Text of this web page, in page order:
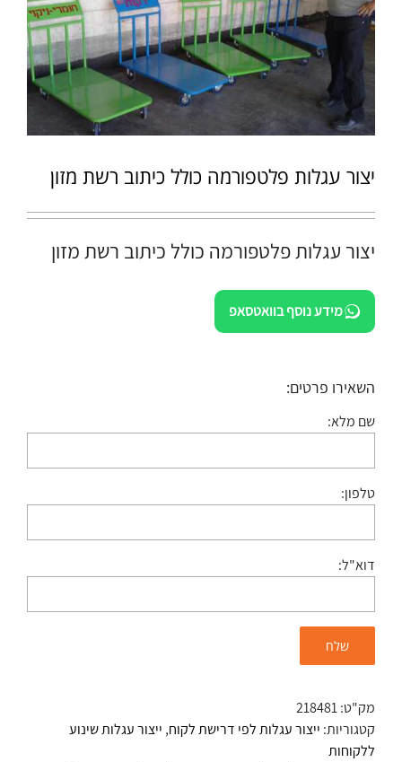
יצור עגלות פלטפורמה כולל כיתוב רשת מזון
יצור עגלות פלטפורמה כולל כיתוב רשת מזון
מידע נוסף בוואטסאפ
השאירו פרטים:
שם מלא:
טלפון:
דוא"ל:
מק"ט:218481
קטגוריות: ייצור עגלות לפי דרישת לקוח, ייצור עגלות שינוע
ללקוחות